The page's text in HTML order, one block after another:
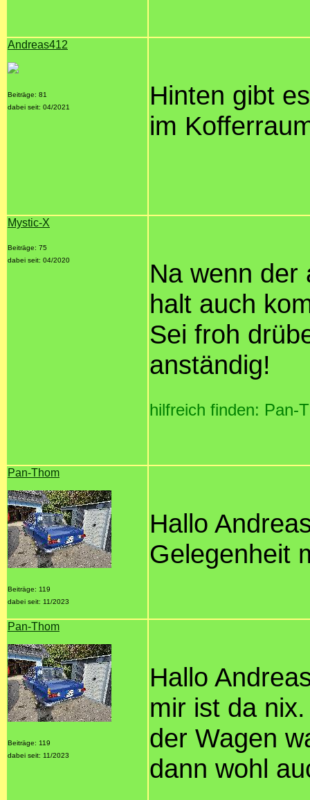
Andreas412
Beiträge: 81
dabei seit: 04/2021
Hinten gibt
im
Mystic-X
Beiträge: 75
dabei seit: 04/2020
Na wenn der
halt auch
Sei froh
anständig!
hilfreich finden: Pan-
Pan-Thom
Beiträge: 119
dabei seit: 11/2023
Hallo
Gelegenheit
Pan-Thom
Beiträge: 119
dabei seit: 11/2023
Hallo
mir ist da
der Wagen
dann wohl